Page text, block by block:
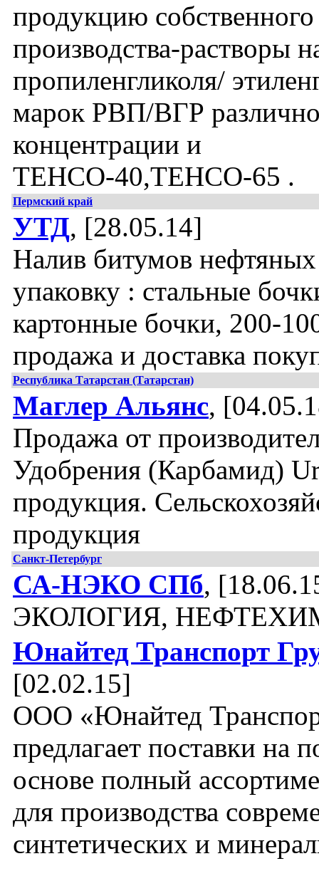
продукцию собственного
производства-растворы
пропиленгликоля/
марок РВП/ВГР
концентрации и
ТЕНСО-40,ТЕНСО-65 .
Пермский край
УТД, [28.05.14]
Налив битумов
упаковку : стальные
картонные бочки, 200-
продажа и доставка
Республика Татарстан (Татарстан)
Маглер Альянс,
Продажа от
Удобрения (Карбамид)
продукция.
продукция
Санкт-Петербург
СА-НЭКО СПб,
ЭКОЛОГИЯ,
Юнайтед Транспорт
[02.02.15]
ООО «Юнайтед
предлагает поставки на
основе полный
для производства
синтетических и